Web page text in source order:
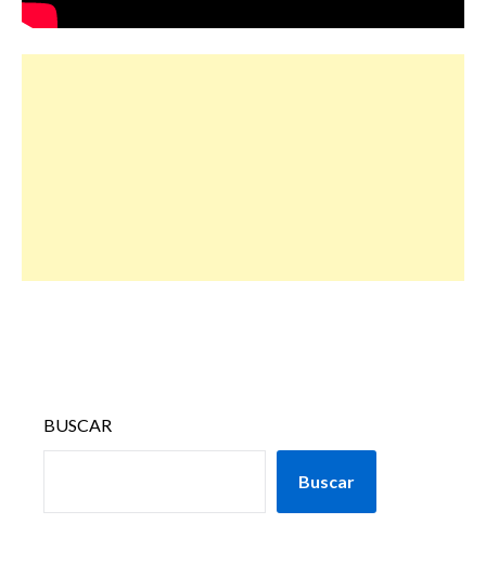
BUSCAR
Buscar